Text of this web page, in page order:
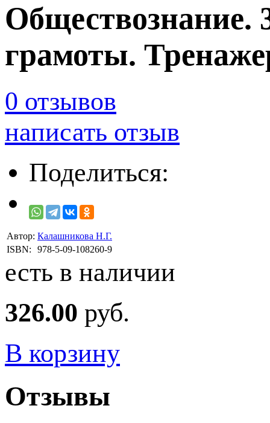
Обществознание.
грамоты.
0 отзывов
написать отзыв
Поделиться:
Автор: Калашникова Н.Г.
ISBN:
978-5-09-108260-9
есть в наличии
326.00 руб.
В корзину
Отзывы